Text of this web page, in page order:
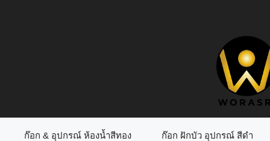
ก๊อก & อุปกรณ์ ห้องน้ำสีทอง ก๊อก ฝักบัว อุปกรณ์ สีดำ